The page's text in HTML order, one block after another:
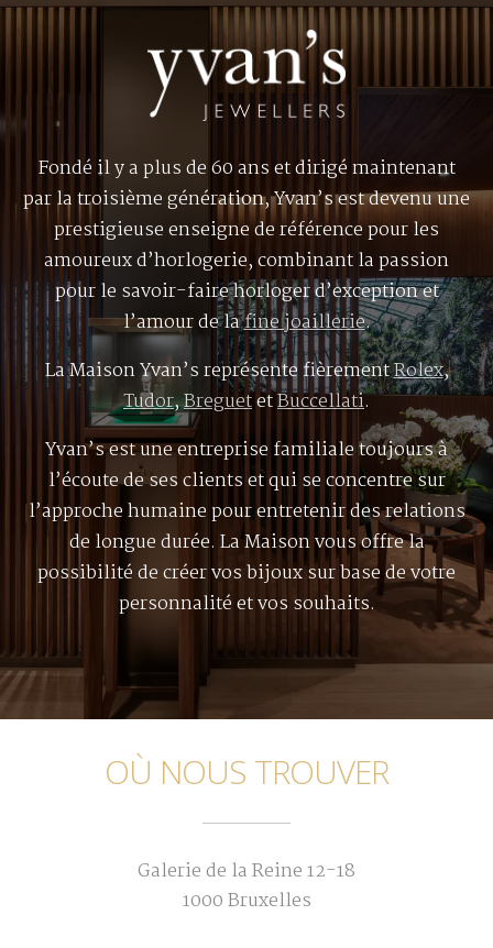
Fondé il y a plus de 60 ans et dirigé maintenant
par la troisième génération, Yvan’s est devenu une
prestigieuse enseigne de référence pour les
amoureux d’horlogerie, combinant la passion
pour le savoir-faire horloger d’exception et
l’amour de lafine joaillerie.
La Maison Yvan’s représente fièrementRolex,
Tudor,BreguetetBuccellati.
Yvan’s est une entreprise familiale toujours à
l’écoute de ses clients et qui se concentre sur
l’approche humaine pour entretenir des relations
de longue durée. La Maison vous offre la
possibilité de créer vos bijoux sur base de votre
personnalité et vos souhaits.
OÙ NOUS TROUVER
Galerie de la Reine 12-18
1000 Bruxelles